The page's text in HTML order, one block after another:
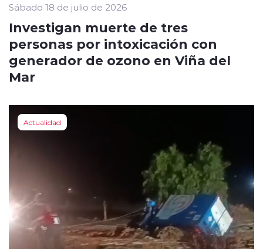
Sábado 18 de julio de 2026
Investigan muerte de tres
personas por intoxicación con
generador de ozono en Viña del
Mar
Actualidad